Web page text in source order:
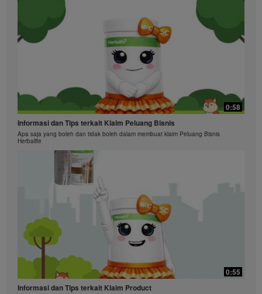
0:58
Informasi dan Tips terkait Klaim Peluang Bisnis
Apa saja yang boleh dan tidak boleh dalam membuat klaim Peluang Bisnis
Herbalife
0:55
Informasi dan Tips terkait Klaim Product